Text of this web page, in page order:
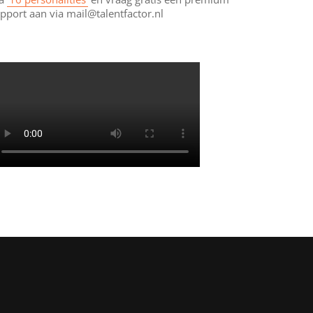
aan via mail@talentfactor.nl